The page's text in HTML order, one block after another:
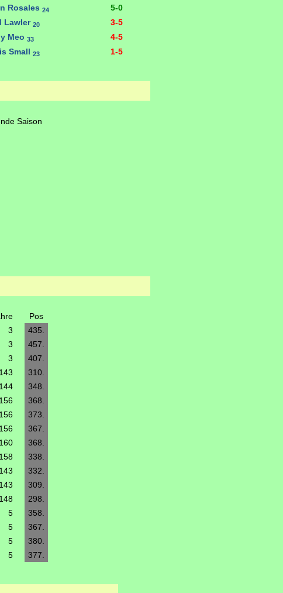
Rosales 24
5-0
Lawler 20
3-5
Meo 33
4-5
Small 23 1-5
Saison
Pos
3
435.
3
457.
3
407.
143
310.
144
348.
156
368.
156
373.
156
367.
160
368.
158
338.
143
332.
143
309.
148
298.
5
358.
5
367.
5
380.
5 377.